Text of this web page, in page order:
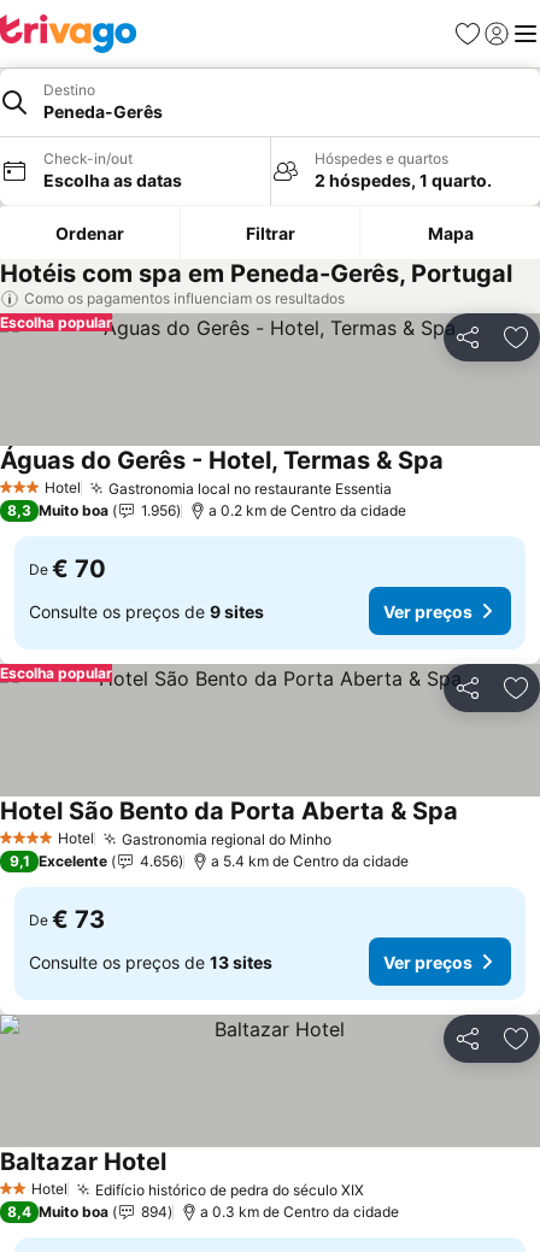
Favoritos
Iniciar
Destino
Peneda-Gerês
Check-in/out
Escolha as datas
Hóspedes e quartos
2 hóspedes, 1 quarto.
Ordenar Filtrar Mapa
Hotéis com spa em Peneda-Gerês, Portugal
Como os pagamentos influenciam os resultados
Partilhar
Escolha popular
3 EstrelasHotel Gastronomia local no restaurante Essentia
Águas do Gerês - Hotel, Termas & Spa
8,3 Muito boa 1.956 a 0.2 km de Centro da cidade
De € 70
Consulte os preços de 9 sites Ver preços
Partilhar
Escolha popular
4 EstrelasHotel Gastronomia regional do MinhoVer preços
Hotel São Bento da Porta Aberta & Spa
9,1 Excelente 4.656 a 5.4 km de Centro da cidade
De € 73
Consulte os preços de 13 sites Ver preços
Partilhar
2 Estrelas
Hotel Edifício histórico de pedra do século XIXVer preços
Baltazar HotelVer preços
8,4 Muito boa 894 a 0.3 km de Centro da cidade